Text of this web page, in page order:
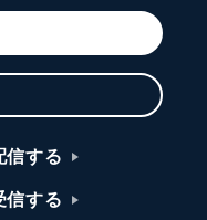
信する
信する